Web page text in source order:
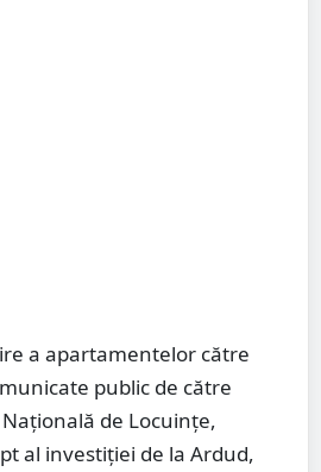
a apartamentelor către
public de către
de Locuințe,
al investiției de la Ardud,